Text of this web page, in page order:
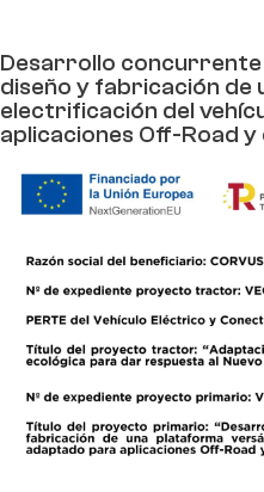
Desarrollo
diseño y fabricación
electrificación del
aplicaciones Off-Road y